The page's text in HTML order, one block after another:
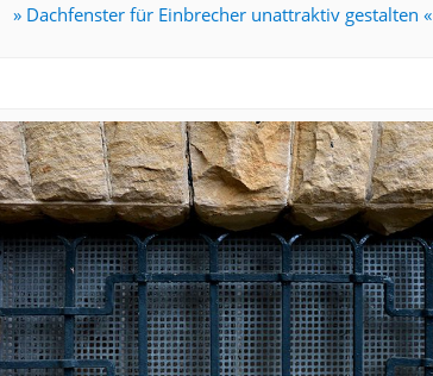
» Dachfenster für Einbrecher unattraktiv gestalten «